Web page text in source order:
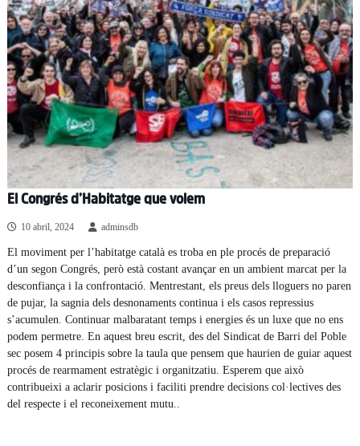
El Congrés d’Habitatge que volem
10 abril, 2024 adminsdb
El moviment per l’habitatge català es troba en ple procés de preparació
d’un segon Congrés, però està costant avançar en un ambient marcat per la
desconfiança i la confrontació. Mentrestant, els preus dels lloguers no paren
de pujar, la sagnia dels desnonaments continua i els casos repressius
s’acumulen. Continuar malbaratant temps i energies és un luxe que no ens
podem permetre. En aquest breu escrit, des del Sindicat de Barri del Poble
sec posem 4 principis sobre la taula que pensem que haurien de guiar aquest
procés de rearmament estratègic i organitzatiu. Esperem que això
contribueixi a aclarir posicions i faciliti prendre decisions col·lectives des
del respecte i el reconeixement mutu..